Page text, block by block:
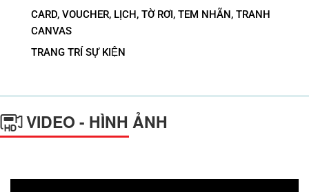
CARD, VOUCHER, LỊCH, TỜ RƠI, TEM NHÃN, TRANH
CANVAS
TRANG TRÍ SỰ KIỆN
VIDEO - HÌNH ẢNH